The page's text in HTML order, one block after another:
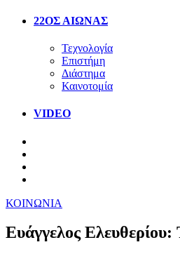
22ΟΣ ΑΙΩΝΑΣ
Τεχνολογία
Επιστήμη
Διάστημα
Καινοτομία
VIDEO
ΚΟΙΝΩΝΙΑ
Ευάγγελος Ελευθερίου: